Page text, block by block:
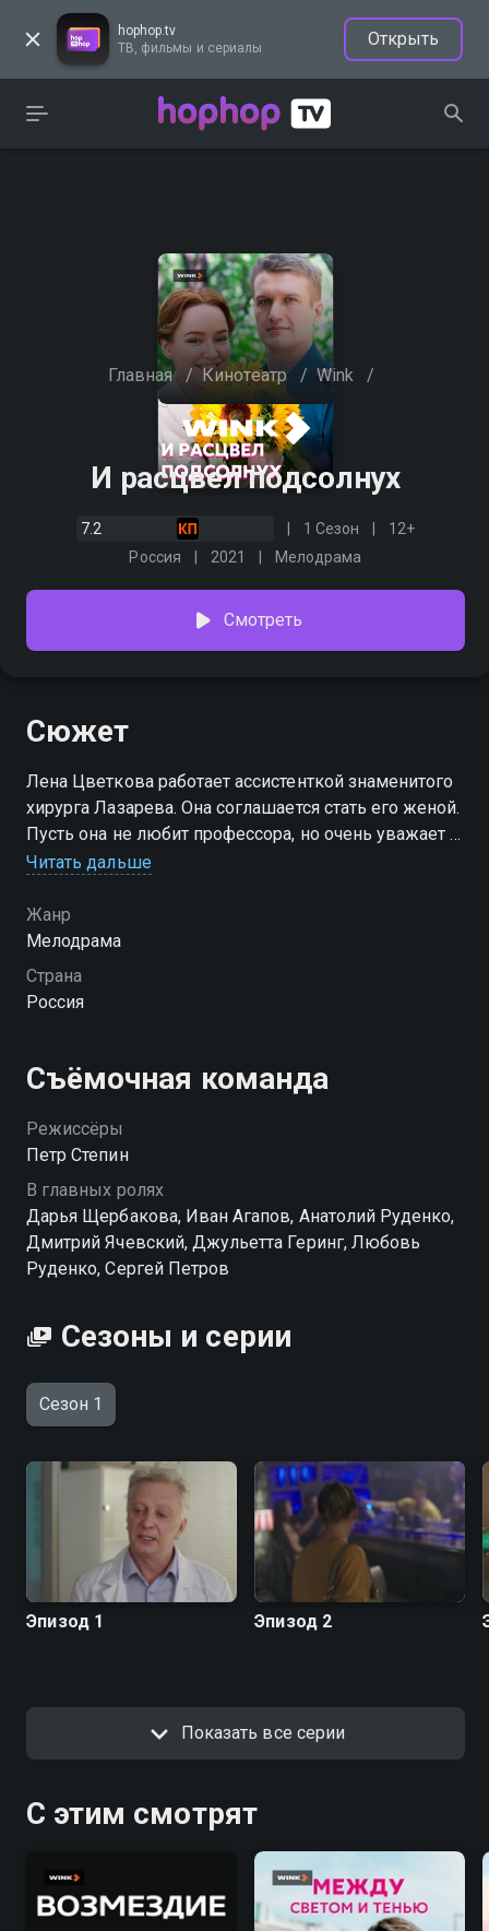
hophop.tv
ТВ, фильмы и сериалы
Открыть
Главная / Кинотеатр / Wink /
И расцвел подсолнух
7.2 1 Сезон
12+
Россия
2021 Мелодрама
Смотреть
Сюжет
Лена Цветкова работает ассистенткой знаменитого
хирурга Лазарева. Она соглашается стать его женой.
Пусть она не любит профессора, но очень уважает и
хочет быть рядом с таким профессионалом и
отчаянного парня по имени Иван. Она готова уже
сказать Лазареву, что свадьбы не будет, но узнает,
что Иван - это сын профессора.
Читать дальше
Жанр
Мелодрама
Страна
Россия
Съёмочная команда
Режиссёры
Петр Степин
В главных ролях
Дарья Щербакова, Иван Агапов, Анатолий Руденко,
Дмитрий Ячевский, Джульетта Геринг, Любовь
Руденко, Сергей Петров
Сезоны и серии
Сезон 1
Эпизод 1 Эпизод 2
Показать все серии
С этим смотрят